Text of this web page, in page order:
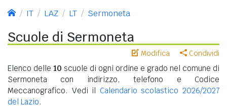
IT LAZ LT Sermoneta
Scuole di Sermoneta
Modifica Condividi
Elenco delle 10 scuole di ogni ordine e grado nel comune di
Sermoneta con indirizzo, telefono e Codice
Meccanografico. Vedi il Calendario scolastico 2026/2027
del Lazio.